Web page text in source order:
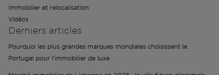
Immobilier et relocalisation
Vidéos
Derniers articles
Pourquoi les plus grandes marques mondiales choisissent le
Portugal pour l'immobilier de luxe